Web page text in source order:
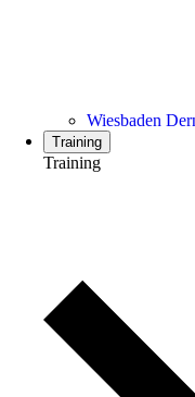
Wiesbaden
Training
Training